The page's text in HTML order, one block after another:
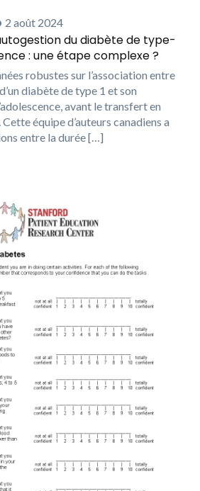
2 août 2024
du diabète de type-
: une étape complexe ?
robustes sur l’association entre
diabète de type 1 et son
avant le transfert en
équipe d’auteurs canadiens a
entre la durée […]